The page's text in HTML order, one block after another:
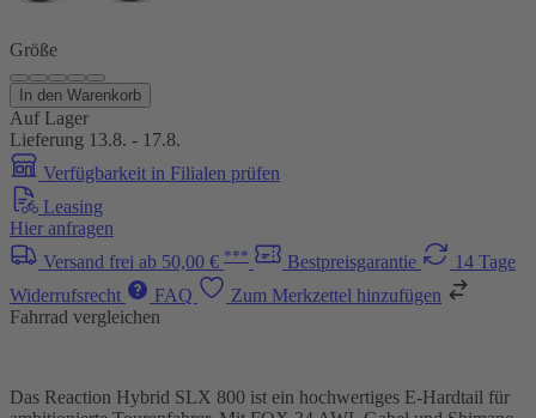
Größe
In den Warenkorb
Auf Lager
Lieferung 13.8. - 17.8.
Verfügbarkeit in Filialen prüfen
Leasing
Hier anfragen
Versand frei ab 50,00 € *** Bestpreisgarantie
14 Tage
Widerrufsrecht
FAQ
Zum Merkzettel hinzufügen
Fahrrad vergleichen
Das Reaction Hybrid SLX 800 ist ein hochwertiges E-Hardtail für